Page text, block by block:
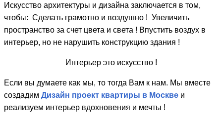
Искусство архитектуры и дизайна заключается в том,
чтобы: Сделать грамотно и воздушно ! Увеличить
пространство за счет цвета и света ! Впустить воздух в
интерьер, но не нарушить конструкцию здания !
Интерьер это искусство !
Если вы думаете как мы, то тогда Вам к нам. Мы вместе
создадим Дизайн проект квартиры в Москве и
реализуем интерьер вдохновения и мечты !